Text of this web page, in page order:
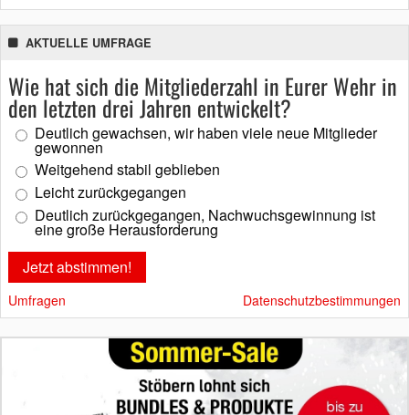
AKTUELLE UMFRAGE
Wie hat sich die Mitgliederzahl in Eurer Wehr in
den letzten drei Jahren entwickelt?
Deutlich gewachsen, wir haben viele neue Mitglieder
gewonnen
Weitgehend stabil geblieben
Leicht zurückgegangen
Deutlich zurückgegangen, Nachwuchsgewinnung ist
eine große Herausforderung
Umfragen Datenschutzbestimmungen